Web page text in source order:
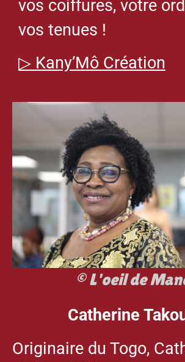
vos coiffures, votre
vos tenues !
▷ Kany’Mô Création
© L'oeil de
Catherine
Originaire du Togo,